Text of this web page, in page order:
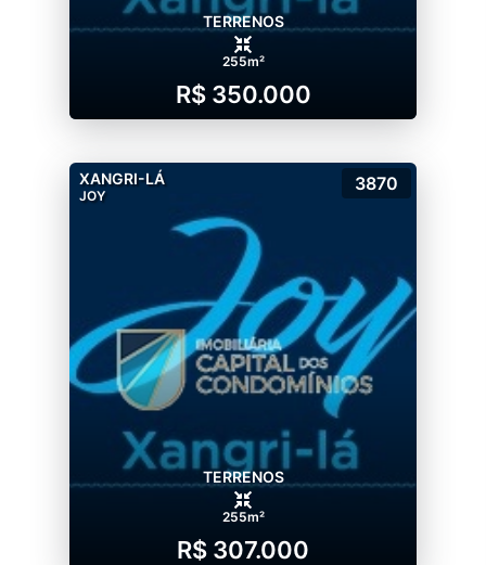
TERRENOS
255m²
R$ 350.000
XANGRI-LÁ
JOY
3870
TERRENOS
255m²
R$ 307.000